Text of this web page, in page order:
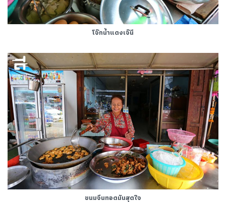
โจ๊กน้ำแดงเจ๊นี
ขนมจีนทอดมันสุดใจ